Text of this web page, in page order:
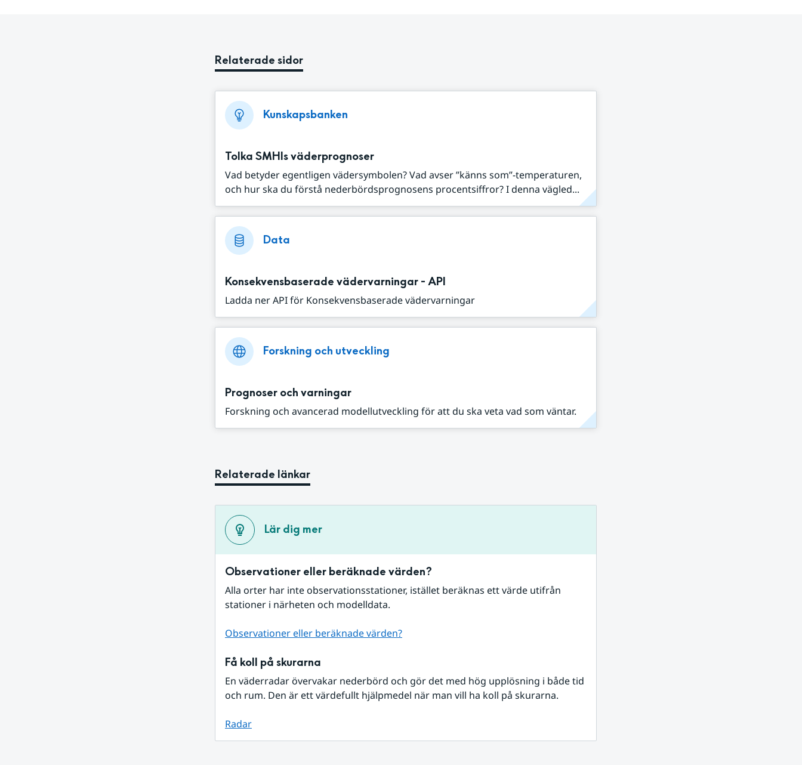
Relaterade sidor
Kunskapsbanken
Tolka SMHIs väderprognoser
Vad betyder egentligen vädersymbolen? Vad avser ”känns som”-temperaturen,
och hur ska du förstå nederbördsprognosens procentsiffror? I denna vägled...
Data
Konsekvensbaserade vädervarningar - API
Ladda ner API för Konsekvensbaserade vädervarningar
Forskning och utveckling
Prognoser och varningar
Forskning och avancerad modellutveckling för att du ska veta vad som väntar.
Relaterade länkar
Lär dig mer
Observationer eller beräknade värden?
Alla orter har inte observationsstationer, istället beräknas ett värde utifrån
stationer i närheten och modelldata.
Observationer eller beräknade värden?
Få koll på skurarna
En väderradar övervakar nederbörd och gör det med hög upplösning i både tid
och rum. Den är ett värdefullt hjälpmedel när man vill ha koll på skurarna.
Radar